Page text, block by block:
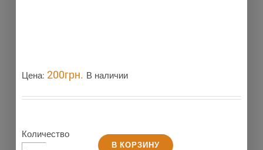
Цена:200грн. В наличии
Количество
В КОРЗИНУ